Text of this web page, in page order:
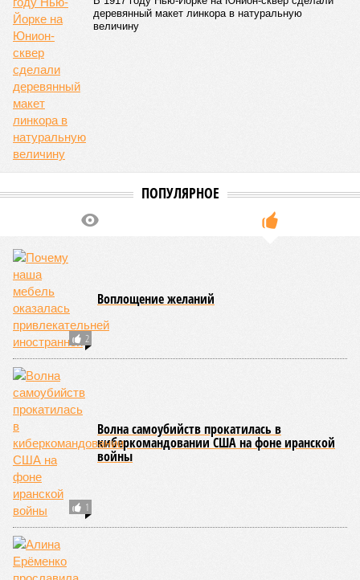
катастрофой пандемии.
Третье место по кровожадности в рейтинге стихийных
бедствий занимает смертоносный циклон Бхола 1970 года,
ставший самым мощным среди себе подобных за всю
историю наблюдений. Он поразил территории современной
Бангладеш, тогда называвшейся Восточным Пакистаном, и
индийского штата Западная Бенгалия. Шторма унесли
жизни полумиллиона человек.
временем самыми «грязными» в плане производств, и
планомерно подтачивала их демографию. А как ещё
места занимают бедствия, разразившиеся в Индии,
Пакистане, Бангладеш и Турции? Что характерно, Россию и
Европу подобные катастрофы никогда не затрагивали,
здесь беды были другими, включая массовый голод и
масштабные эпидемии вроде бубонной чумы (200 млн
погибших) или «испанки» (по разным оценкам, от 17,4 до
100 млн погибших во всём мире).
Когда земля – дыбом
Но это дела давно минувших дней. А что нам ждать в
дальнейшем? Авторы энциклопедии A-Z Animals,
основываясь на современных научных исследованиях и
глобальных тенденциях, составили свой список
потенциально самых смертоносных стихийных бедствий,
угрожающих человечеству непосредственно сейчас, в XXI
веке.
«Золото» получили землетрясения. К наиболее
сейсмоопасным регионам относится Тихоокеанское
вулканическое огненное кольцо, включающее Индонезию,